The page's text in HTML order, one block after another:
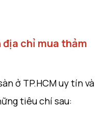
chỉ mua thảm
ở TP.HCM uy tín và
tiêu chí sau: